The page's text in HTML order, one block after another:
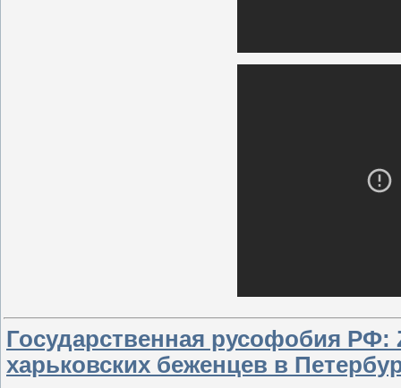
Государственная русофобия
харьковских беженцев в